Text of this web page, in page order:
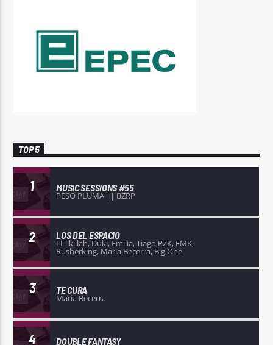
TOP 5
1 MUSIC SESSIONS #55
PESO PLUMA || BZRP
2 LOS DEL ESPACIO
LIT killah, Duki, Emilia, Tiago PZK, FMK,
Rusherking, Maria Becerra, Big One
3 TE CURA
Maria Becerra
4 DOUBLE FANTASY